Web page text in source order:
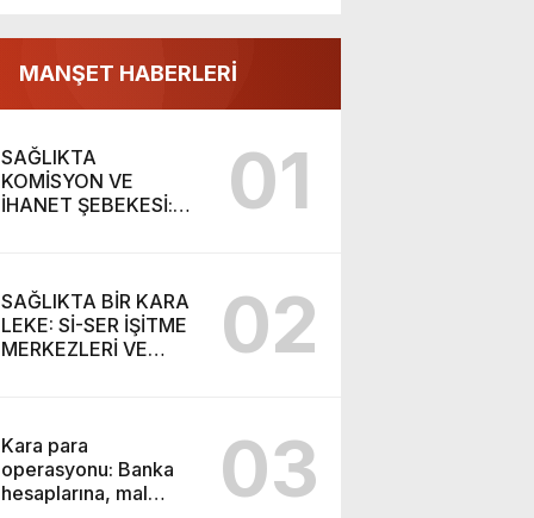
MANŞET HABERLERİ
SAĞLIKTA
KOMİSYON VE
İHANET ŞEBEKESİ:
VURGUNU!
01
SAĞLIKTA BİR KARA
LEKE: Sİ-SER İŞİTME
MERKEZLERİ VE
02
Kara para
operasyonu: Banka
hesaplarına, mal
03